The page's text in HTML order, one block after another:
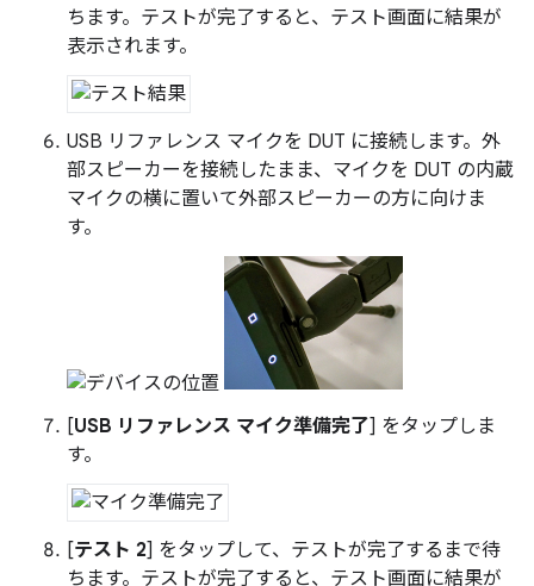
ちます。テストが完了すると、テスト画面に結果が
表示されます。
USB リファレンス マイクを DUT に接続します。外
部スピーカーを接続したまま、マイクを DUT の内蔵
マイクの横に置いて外部スピーカーの方に向けま
す。
[USB リファレンス マイク準備完了] をタップしま
す。
[テスト 2] をタップして、テストが完了するまで待
ちます。テストが完了すると、テスト画面に結果が